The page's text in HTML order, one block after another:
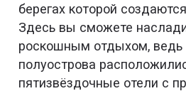
берегах которой
Здесь вы сможете
роскошным отдыхом, ведь
полуострова
пятизвёздочные отели с